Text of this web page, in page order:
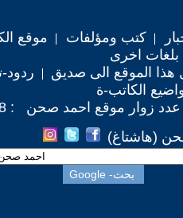
كتب ومؤلفات موقع
بلغات اخرى
هذا الموقع الى صديق ردود-
الكاتب-ة
عدد زوار موقع احمد صحن : 22,288
(هاشتاغ)